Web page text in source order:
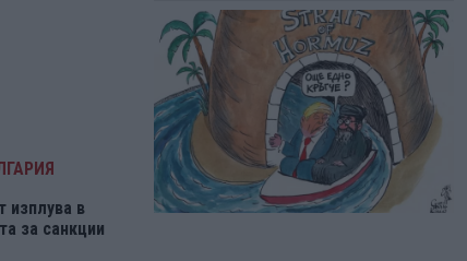
изплува в
за санкции